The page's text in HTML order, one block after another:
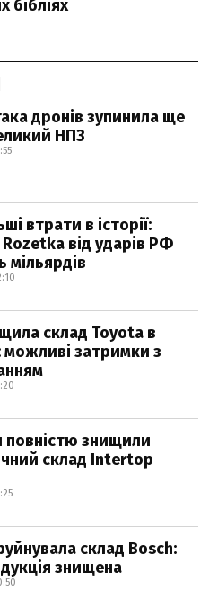
бібліях
дронів зупинила ще
НПЗ
втрати в історії:
від ударів РФ
мільярдів
склад Toyota в
можливі затримки з
повністю знищили
склад Intertop
склад Bosch:
знищена